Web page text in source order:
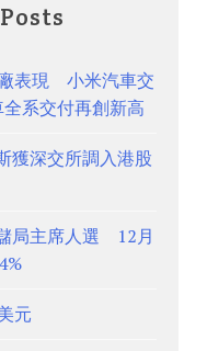
表現 小米汽車交
系交付再創新高
獲深交所調入港股
局主席人選 12月
元